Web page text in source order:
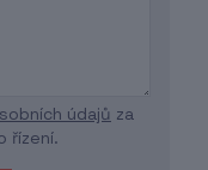
údajů za
řízení.